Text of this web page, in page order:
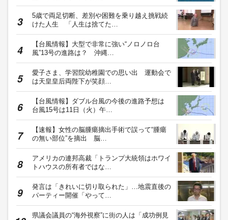
5歳で両足切断、差別や困難を乗り越え挑戦続
けた人生 「人生は捨てた…
【台風情報】大型で非常に強い“ノロノロ台
風”13号の進路は？ 沖縄…
愛子さま、学習院幼稚園での思い出 運動会で
は天皇皇后両陛下が笑顔…
【台風情報】ダブル台風の今後の進路予想は
台風15号は11日（火）午…
【速報】女性の脳腫瘍摘出手術で誤って“腫瘍
の無い部位”を摘出 脳…
アメリカの連邦高裁「トランプ大統領はホワイ
トハウスの所有者ではな…
発言は「きれいに切り取られた」…地震直後の
パーティー開催「やって…
県議会議員の“海外視察”に街の人は「成功例見